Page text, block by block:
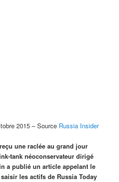
2015 – Source Russia Insider
une raclée au grand jour
tank néoconservateur dirigé
a publié un article appelant le
les actifs de Russia Today